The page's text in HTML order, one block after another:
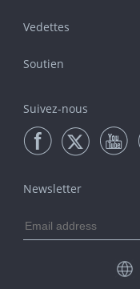
Vedettes
Soutien
Suivez-nous
Newsletter